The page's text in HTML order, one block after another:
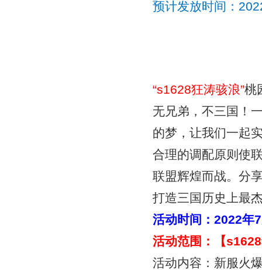
预计发放时间：
“s1628狂涛骇浪”桃
无兄弟，不三国！
的梦，让我们一起
合理的调配原则使
联盟辉煌而战。分
打造三国历史上最
活动时间：2022年
活动范围：【
活动内容：新服火